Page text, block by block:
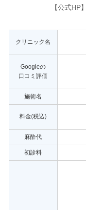
【公式HP】
クリニック名
Googleの
口コミ評価
施術名
料金(税込)
麻酔代
初診料